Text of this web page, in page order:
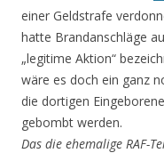
einer Geldstrafe
hatte Brandanschläge
„legitime Aktion“
wäre es doch ein ganz
die dortigen
gebombt werden.
Das die ehemalige RAF-